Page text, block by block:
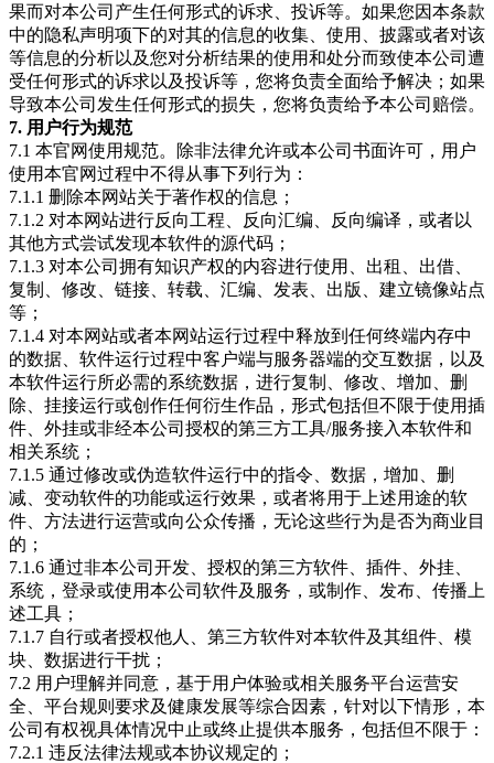
果而对本公司产生任何形式的诉求、投诉等。如果您因本条款
中的隐私声明项下的对其的信息的收集、使用、披露或者对该
等信息的分析以及您对分析结果的使用和处分而致使本公司遭
受任何形式的诉求以及投诉等，您将负责全面给予解决；如果
导致本公司发生任何形式的损失，您将负责给予本公司赔偿。
7. 用户行为规范
7.1 本官网使用规范。除非法律允许或本公司书面许可，用户
使用本官网过程中不得从事下列行为：
7.1.1 删除本网站关于著作权的信息；
7.1.2 对本网站进行反向工程、反向汇编、反向编译，或者以
其他方式尝试发现本软件的源代码；
7.1.3 对本公司拥有知识产权的内容进行使用、出租、出借、
复制、修改、链接、转载、汇编、发表、出版、建立镜像站点
等；
7.1.4 对本网站或者本网站运行过程中释放到任何终端内存中
的数据、软件运行过程中客户端与服务器端的交互数据，以及
本软件运行所必需的系统数据，进行复制、修改、增加、删
除、挂接运行或创作任何衍生作品，形式包括但不限于使用插
件、外挂或非经本公司授权的第三方工具/服务接入本软件和
相关系统；
7.1.5 通过修改或伪造软件运行中的指令、数据，增加、删
减、变动软件的功能或运行效果，或者将用于上述用途的软
件、方法进行运营或向公众传播，无论这些行为是否为商业目
的；
7.1.6 通过非本公司开发、授权的第三方软件、插件、外挂、
系统，登录或使用本公司软件及服务，或制作、发布、传播上
述工具；
7.1.7 自行或者授权他人、第三方软件对本软件及其组件、模
块、数据进行干扰；
7.2 用户理解并同意，基于用户体验或相关服务平台运营安
全、平台规则要求及健康发展等综合因素，针对以下情形，本
公司有权视具体情况中止或终止提供本服务，包括但不限于：
7.2.1 违反法律法规或本协议规定的；